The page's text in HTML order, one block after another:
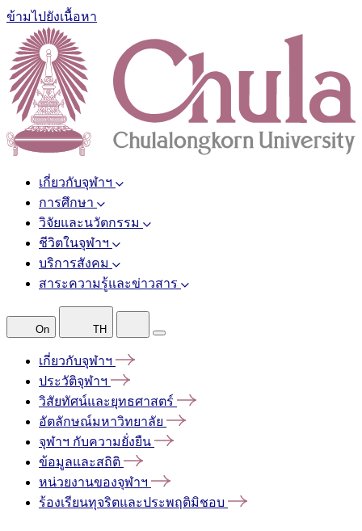
ข้ามไปยังเนื้อหา
เกี่ยวกับจุฬาฯ
การศึกษา
วิจัยและนวัตกรรม
ชีวิตในจุฬาฯ
บริการสังคม
สาระความรู้และข่าวสาร
On TH
เกี่ยวกับจุฬาฯ
ประวัติจุฬาฯ
วิสัยทัศน์และยุทธศาสตร์
อัตลักษณ์มหาวิทยาลัย
จุฬาฯ กับความยั่งยืน
ข้อมูลและสถิติ
หน่วยงานของจุฬาฯ
ร้องเรียนทุจริตและประพฤติมิชอบ